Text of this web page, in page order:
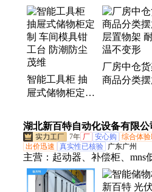
库货架、货位货架、中型货
架、立体库货架、悬臂货架
钳工工作台、防静电工作台
托盘、镀锌钢托盘、仓储笼
仓储笼、钢平台、阁楼平台
智能工具柜 抽
屉式储物柜定制
防潮防尘 茂维
厂房中仓
商品分类
湖北新百特自动化设备有限公
7年 厂 安心购 综合体验
出价迅速
真实性已核验 广东广州
主营： 起动器、补偿柜、mns
解粉、软启动、xdq低压、液
柜、软起动、电解液、启动